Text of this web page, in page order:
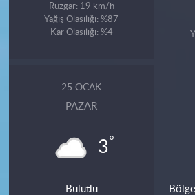
Rüzgar: 19 km/h
Yağış Olasılığı: %87
Kar Olasılığı: %4
25 OCAK
PAZAR
3°
Bulutlu